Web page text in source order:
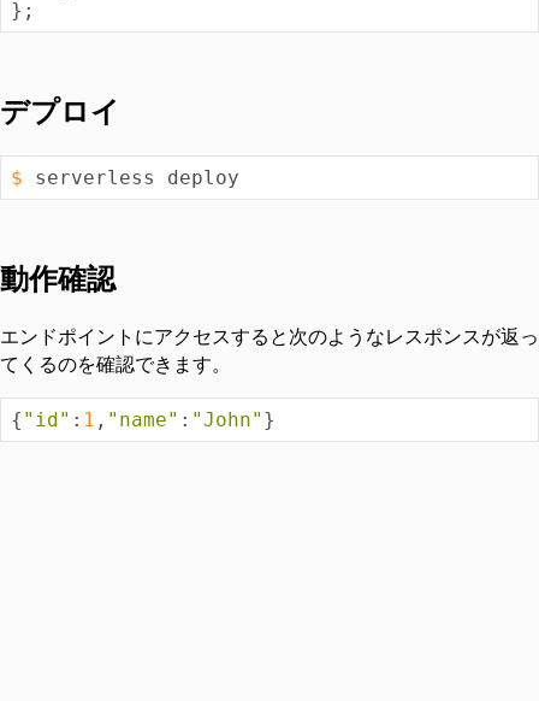
デプロイ
$ serverless deploy
動作確認
エンドポイントにアクセスすると次のようなレスポンスが返っ
てくるのを確認できます。
{ "id" : 1 , "name" : "John"